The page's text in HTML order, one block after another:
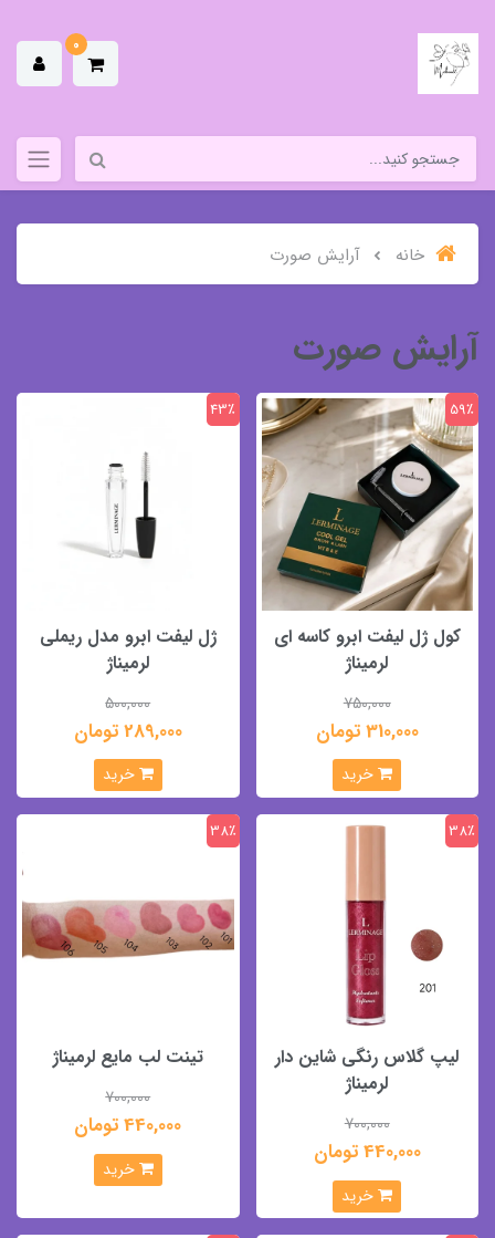
0
خانه آرایش صورت
آرایش صورت
کول ژل لیفت ابرو کاسه ای
لرمیناژ
750,000
310,000 تومان
59٪
خرید
ژل لیفت ابرو مدل ریملی
لرمیناژ
500,000
289,000 تومان
43٪
خرید
لیپ گلاس رنگی شاین دار
لرمیناژ
700,000
440,000 تومان
38٪
خرید
تینت لب مایع لرمیناژ
700,000
440,000 تومان
38٪
خرید